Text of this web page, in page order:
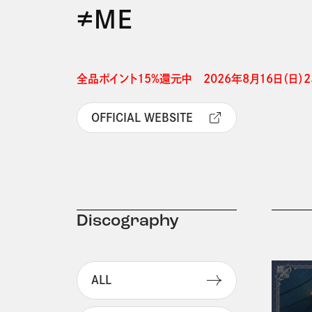
≠ＭＥ
全品ポイント15%還元中　2026年8月16日（日
OFFICIAL WEBSITE
Discography
ALL